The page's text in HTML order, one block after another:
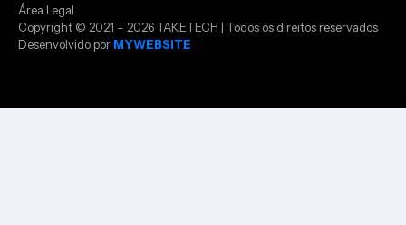
Copyright © 2021 – 2026 TAKETECH | Todos os direitos reservados
Desenvolvido por MYWEBSITE
Área Legal